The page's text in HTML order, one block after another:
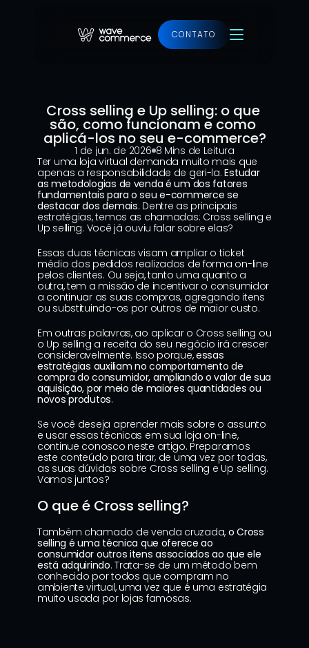
CONTATO
Cross selling e Up selling: o que
são, como funcionam e como
aplicá-los no seu e-commerce?
1 de jun. de 2026 8 Mins de Leitura
Ter uma loja virtual demanda muito mais que
apenas a responsabilidade de geri-la. Estudar
as metodologias de venda é um dos fatores
fundamentais para o seu e-commerce se
destacar dos demais. Dentre as principais
estratégias, temos as chamadas: Cross selling e
Up selling. Você já ouviu falar sobre elas?
Essas duas técnicas visam ampliar o ticket
médio dos pedidos realizados de forma on-line
pelos clientes. Ou seja, tanto uma quanto a
outra, tem a missão de incentivar o consumidor
a continuar as suas compras, agregando itens
ou substituindo-os por outros de maior custo.
Em outras palavras, ao aplicar o Cross selling ou
o Up selling a receita do seu negócio irá crescer
consideravelmente. Isso porque, essas
estratégias auxiliam no comportamento de
compra do consumidor, ampliando o valor de sua
aquisição, por meio de maiores quantidades ou
novos produtos.
Se você deseja aprender mais sobre o assunto
e usar essas técnicas em sua loja on-line,
continue conosco neste artigo. Preparamos
este conteúdo para tirar, de uma vez por todas,
as suas dúvidas sobre Cross selling e Up selling.
Vamos juntos?
O que é Cross selling?
Também chamado de venda cruzada, o Cross
selling é uma técnica que oferece ao
consumidor outros itens associados ao que ele
está adquirindo. Trata-se de um método bem
conhecido por todos que compram no
ambiente virtual, uma vez que é uma estratégia
muito usada por lojas famosas.